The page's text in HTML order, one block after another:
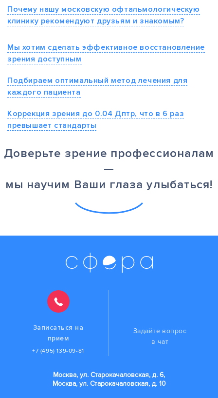
Почему нашу московскую офтальмологическую
клинику рекомендуют друзьям и знакомым?
Мы хотим сделать эффективное восстановление
зрения доступным
Подбираем оптимальный метод лечения для
каждого пациента
Коррекция зрения до 0.04 Дптр, что в 6 раз
превышает стандарты
Доверьте зрение профессионалам
—
мы научим Ваши глаза улыбаться!
Записаться на
прием
+7 (495) 139-09-81
Задайте вопрос
в чат
Москва, ул. Старокачаловская, д. 6,
Москва, ул. Старокачаловская, д. 10